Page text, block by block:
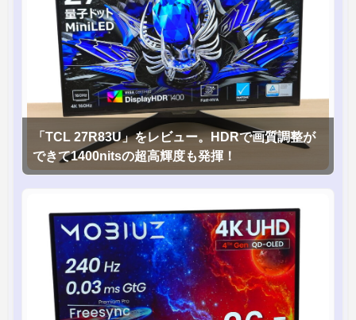
「TCL 27R83U」をレビュー。HDRで画質調整が
できて1400nitsの超高輝度も発揮！